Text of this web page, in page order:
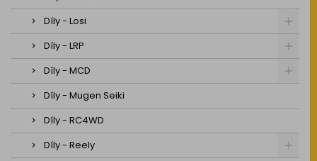
Díly - Losi
Díly - LRP
Díly - MCD
Díly - Mugen Seiki
Díly - RC4WD
Díly - Reely